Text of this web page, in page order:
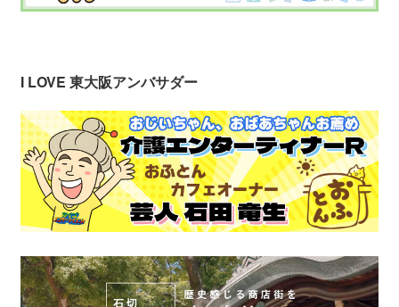
I LOVE 東大阪アンバサダー